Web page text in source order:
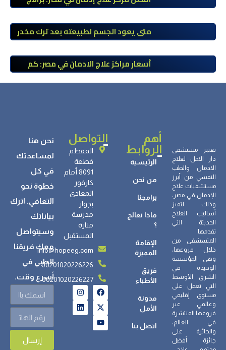
طبي
متى يعود الجسم لطبيعته بعد ترك مخدر
أسعار مراكز علاج الادمان في مصر: كم
تبلغ التكلفة وما الذي يشمله سعر
تعتبر مستشفى
دار الامل لعلاج
الادمان والطب
النفسي من أبرز
مستشفيات علاج
الإدمان في مصر،
وذلك لتميز
أساليب العلاج
الحديثة التي
تقدمها
المتسشفى من
خلال فروعها،
وهي المؤسسة
الوحيدة في
الشرق الأوسط
التي تعمل على
مستوى إقليمي
وعالمي عبر
فروعها المنتشرة
في العالم،
والحائزة على
جائزة أفضل
أهم
الروابط
الرئيسية
من نحن
برامجنا
ماذا نعالج
؟
الإقامة
المميزة
فريق
الأطباء
مدونة
الأمل
اتصل بنا
التواصل
المقطم
قطعة
8091 أمام
كارفور
المعادي
بجوار
مدرسة
منارة
المستقبل
info@hopeeg.com
00201020226226
00201020226227
نحن هنا
لمساعدتك
في كل
خطوة نحو
التعافي. اترك
بياناتك
وسيتواصل
معك فريقنا
الطبي في
أسرع وقت.
إرسال